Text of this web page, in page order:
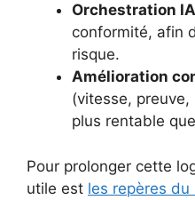
Orchestration IA
conformité, afin
risque.
Amélioration
(vitesse,
plus rentable
Pour prolonger cette
utile est les repères